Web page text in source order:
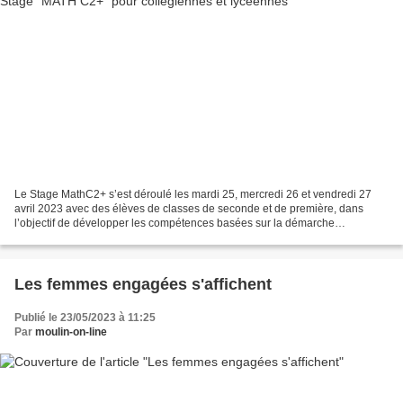
Le Stage MathC2+ s’est déroulé les mardi 25, mercredi 26 et vendredi 27
avril 2023 avec des élèves de classes de seconde et de première, dans
l’objectif de développer les compétences basées sur la démarche
Les femmes engagées s'affichent
Publié le 23/05/2023 à 11:25
Par moulin-on-line